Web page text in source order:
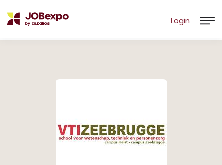
Login